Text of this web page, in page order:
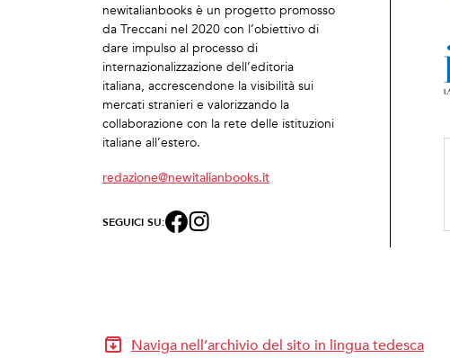
newitalianbooks è un progetto promosso
da Treccani nel 2020 con l’obiettivo di
dare impulso al processo di
internazionalizzazione dell’editoria
italiana, accrescendone la visibilità sui
mercati stranieri e valorizzando la
collaborazione con la rete delle istituzioni
italiane all’estero.
redazione@newitalianbooks.it
SEGUICI SU:
Naviga nell’archivio del sito in lingua tedesca